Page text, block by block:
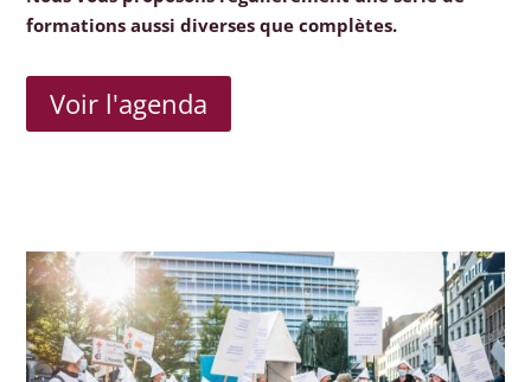
formations aussi diverses que complètes.
Voir l'agenda